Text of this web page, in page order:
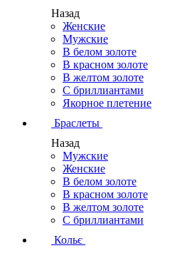
Назад
Женские
Мужские
В белом золоте
В красном золоте
В желтом золоте
С бриллиантами
Якорное плетение
Браслеты
Назад
Мужские
Женские
В белом золоте
В красном золоте
В желтом золоте
С бриллиантами
Кольє